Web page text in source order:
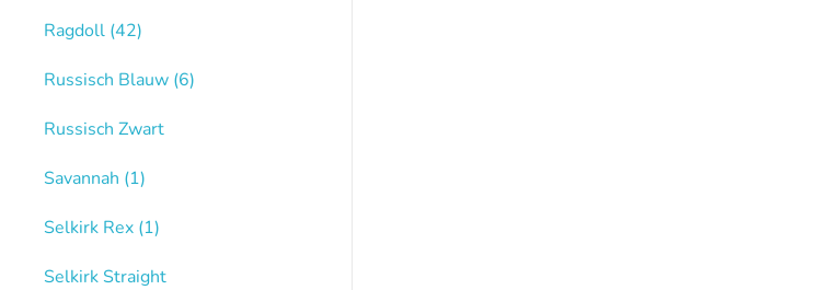
Ragdoll (42)
Russisch Blauw (6)
Russisch Zwart
Savannah (1)
Selkirk Rex (1)
Selkirk Straight